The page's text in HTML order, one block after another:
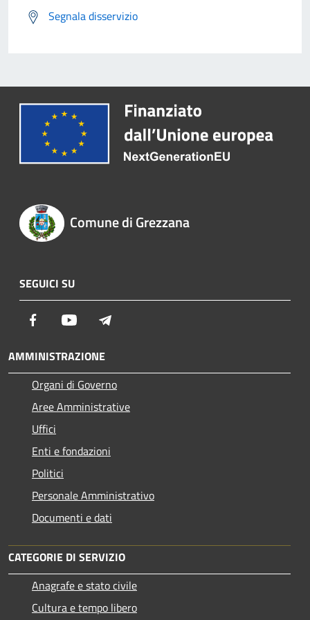
Segnala disservizio
Comune di Grezzana
SEGUICI SU
Facebook Youtube
AMMINISTRAZIONE
Organi di Governo
Aree Amministrative
Uffici
Enti e fondazioni
Politici
Personale Amministrativo
Documenti e dati
CATEGORIE DI SERVIZIO
Anagrafe e stato civile
Cultura e tempo libero